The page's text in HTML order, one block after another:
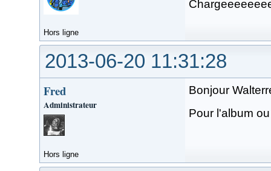
Hors ligne
2013-06-20 11:31:28
Fred
Administrateur
Bonjour
Pour l'album
Hors ligne